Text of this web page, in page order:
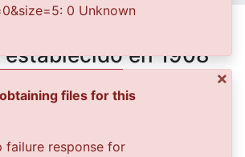
de Guzmán
establecido en 1908
0 Unknown
×
files for this
failure response for